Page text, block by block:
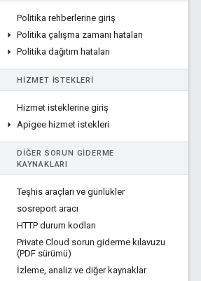
Politika rehberlerine giriş
Politika çalışma zamanı hataları
Politika dağıtım hataları
HIZMET ISTEKLERI
Hizmet isteklerine giriş
Apigee hizmet istekleri
DIĞER SORUN GIDERME
KAYNAKLARI
Teşhis araçları ve günlükler
sosreport aracı
HTTP durum kodları
Private Cloud sorun giderme kılavuzu
(PDF sürümü)
İzleme, analiz ve diğer kaynaklar